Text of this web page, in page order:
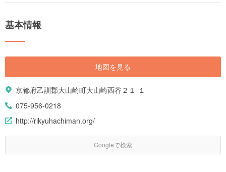
基本情報
地図を見る
京都府乙訓郡大山崎町大山崎西谷２１-１
075-956-0218
http://rikyuhachiman.org/
Googleで検索